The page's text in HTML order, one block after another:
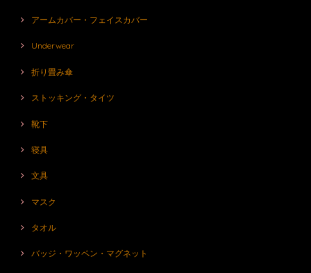
アームカバー・フェイスカバー
Underwear
折り畳み傘
ストッキング・タイツ
靴下
寝具
文具
マスク
タオル
バッジ・ワッペン・マグネット